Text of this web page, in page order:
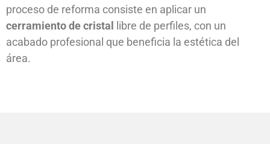
proceso de reforma consiste en aplicar un
cerramiento de cristal libre de perfiles, con un
acabado profesional que beneficia la estética del
área.